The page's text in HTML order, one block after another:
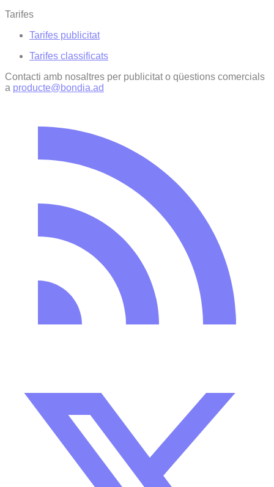
Tarifes
Tarifes publicitat
Tarifes classificats
Contacti amb nosaltres per publicitat o qüestions comercials
a producte@bondia.ad